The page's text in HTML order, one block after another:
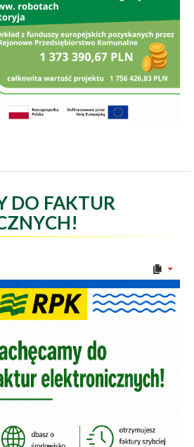
DO FAKTUR